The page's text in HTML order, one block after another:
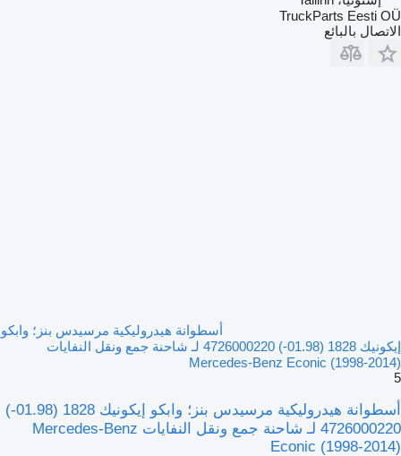
TruckParts Eesti OÜ
الاتصال بالبائع
أسطوانة هيدروليكية مرسيدس بنز؛ وابكو
إيكونيك 1828 (01.98-) 4726000220 لـ شاحنة جمع ونقل النفايات
Mercedes-Benz Econic (1998-2014)
5
أسطوانة هيدروليكية مرسيدس بنز؛ وابكو إيكونيك 1828 (01.98-)
4726000220 لـ شاحنة جمع ونقل النفايات Mercedes-Benz
Econic (1998-2014)